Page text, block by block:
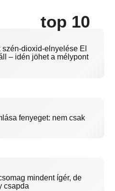
top 10
dioxid-elnyelése El
– idén jöhet a mélypont
fenyeget: nem csak
mindent ígér, de
csapda